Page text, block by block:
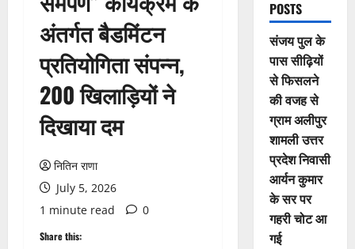
अंतर्गत बैडमिंटन
प्रतियोगिता संपन्न,
200 खिलाड़ियों ने
दिखाया दम
नितिन राणा
July 5, 2026
1 minute read
0
Share this:
POSTS
संजय पुल के
पास सीढ़ियों
से फिसलने
की वजह से
ग्राम अलीपुर
शामली उत्तर
प्रदेश निवासी
आर्यन कुमार
के सर पर
गहरी चोट आ
गई